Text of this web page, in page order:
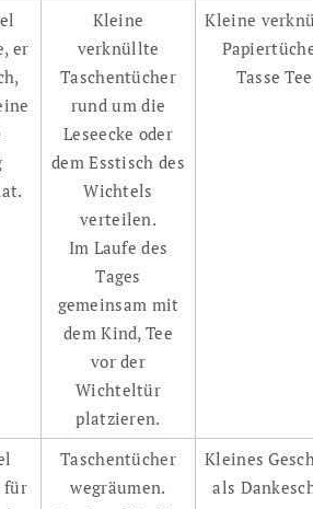
er
Kleine
verknüllte
Taschentücher
rund um die
Leseecke oder
dem Esstisch des
Wichtels
verteilen.
Im Laufe des
Tages
gemeinsam mit
dem Kind, Tee
vor der
Wichteltür
platzieren.
Kleine
Tasse Tee
für
Taschentücher
wegräumen.
Kleines
als